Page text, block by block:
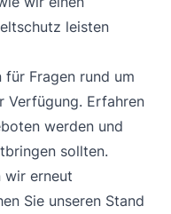
leisten
für Fragen rund um
Verfügung. Erfahren
werden und
sollten.
wir erneut
Sie unseren Stand